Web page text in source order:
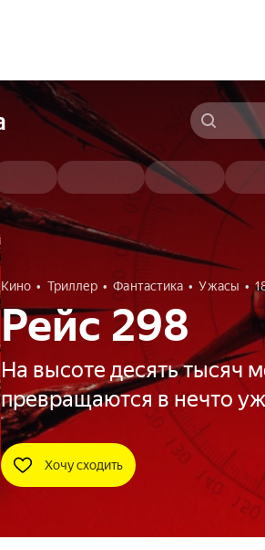
Кино Триллер Фантастика Ужасы
Рейс 298
На высоте десять тысяч
превращаются в нечто
Хочу сходить